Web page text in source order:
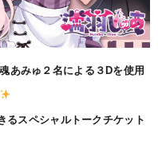
あみゅ２名による３Dを使用
るスペシャルトークチケット